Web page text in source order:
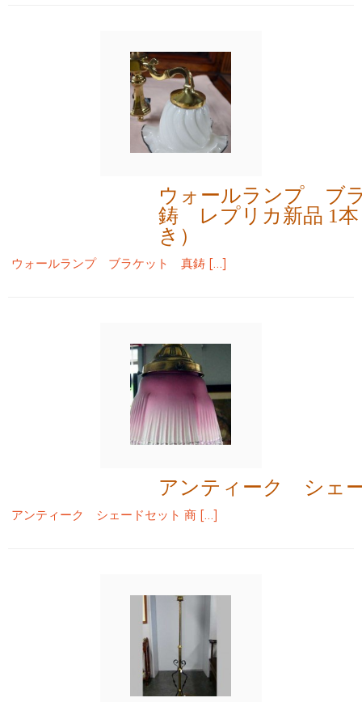
ウォールランプ ブ
鋳 レプリカ新品 1本
き）
ウォールランプ ブラケット 真鋳 […]
アンティーク シェ
アンティーク シェードセット 商 […]